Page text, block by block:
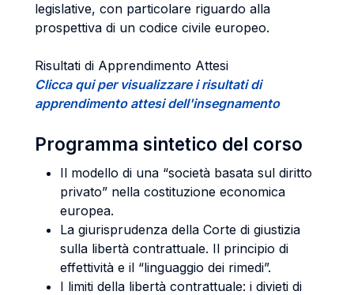
legislative, con particolare riguardo alla
prospettiva di un codice civile europeo.
Risultati di Apprendimento Attesi
Clicca qui per visualizzare i risultati di
apprendimento attesi dell'insegnamento
Programma sintetico del corso
Il modello di una “società basata sul diritto
privato” nella costituzione economica
europea.
La giurisprudenza della Corte di giustizia
sulla libertà contrattuale. Il principio di
effettività e il “linguaggio dei rimedi”.
I limiti della libertà contrattuale: i divieti di